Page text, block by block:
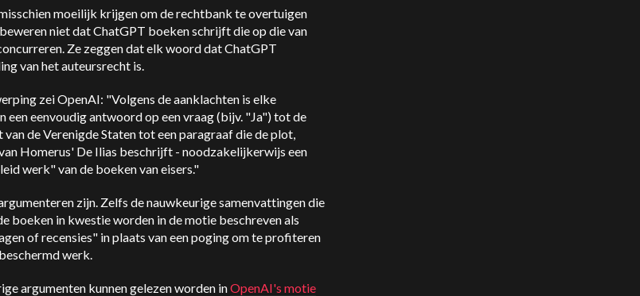
moeilijk krijgen om de rechtbank te overtuigen
niet dat ChatGPT boeken schrijft die op die van
Ze zeggen dat elk woord dat ChatGPT
van het auteursrecht is.
zei OpenAI: "Volgens de aanklachten is elke
een eenvoudig antwoord op een vraag (bijv. "Ja") tot de
van de Verenigde Staten tot een paragraaf die de plot,
Homerus' De Ilias beschrijft - noodzakelijkerwijs een
werk" van de boeken van eisers."
zijn. Zelfs de nauwkeurige samenvattingen die
boeken in kwestie worden in de motie beschreven als
of recensies" in plaats van een poging om te profiteren
werk.
argumenten kunnen gelezen worden inOpenAI's motie